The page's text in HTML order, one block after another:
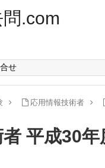
.com
せ
応用情報技術者
平成30